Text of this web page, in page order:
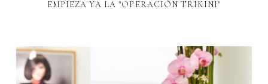
EMPIEZA YA LA "OPERACIÓN TRIKINI"